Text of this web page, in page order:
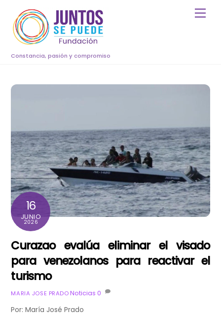
content
Constancia, pasión y compromiso
16
JUNIO
2026
Curazao evalúa eliminar el visado
para venezolanos para reactivar el
turismo
MARIA JOSE PRADO Noticias 0
Por: María José Prado